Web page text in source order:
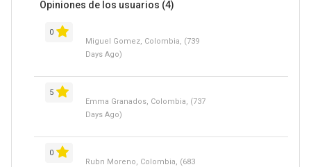
Opiniones de los usuarios (4)
0
Miguel Gomez, Colombia, (739
Days Ago)
5
Emma Granados, Colombia, (737
Days Ago)
0
Rubn Moreno, Colombia, (683